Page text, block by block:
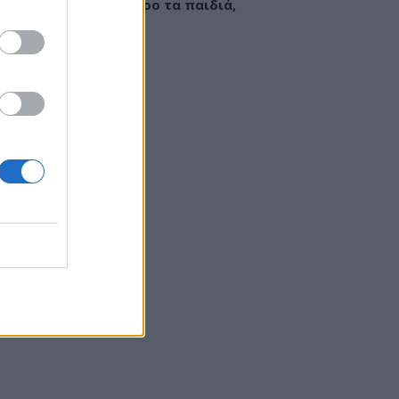
να «γεμίσει» σίδηρο τα παιδιά,